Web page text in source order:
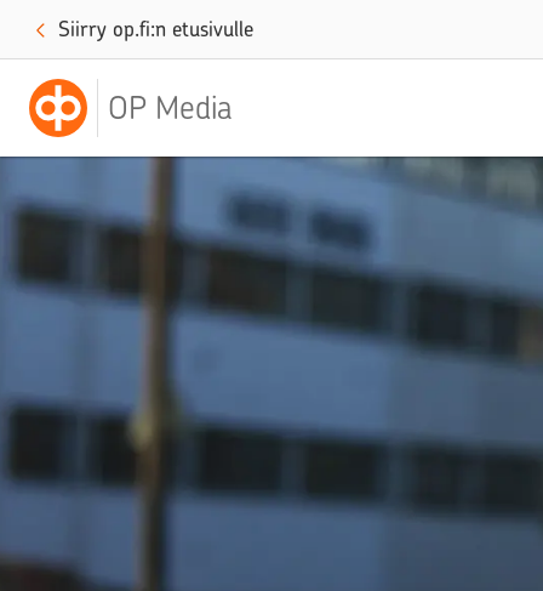
Siirry op.fi:n etusivulle
OP Media